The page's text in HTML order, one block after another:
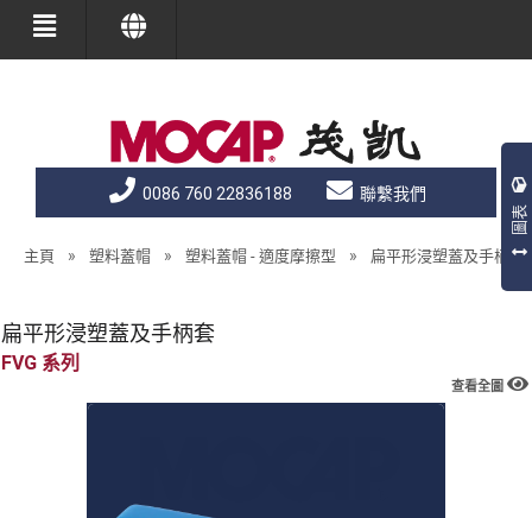
0086 760 22836188 聯繫我們
主頁 » 塑料蓋帽 » 塑料蓋帽 - 適度摩擦型 » 扁平形浸塑蓋及手柄套
扁平形浸塑蓋及手柄套
FVG
查看全圖
圖表